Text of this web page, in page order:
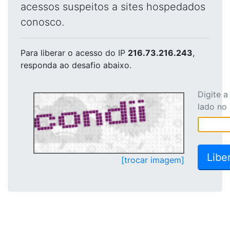
acessos suspeitos a sites hospedados
conosco.
Para liberar o acesso do IP 216.73.216.243,
responda ao desafio abaixo.
[trocar imagem]
Digite
lado no